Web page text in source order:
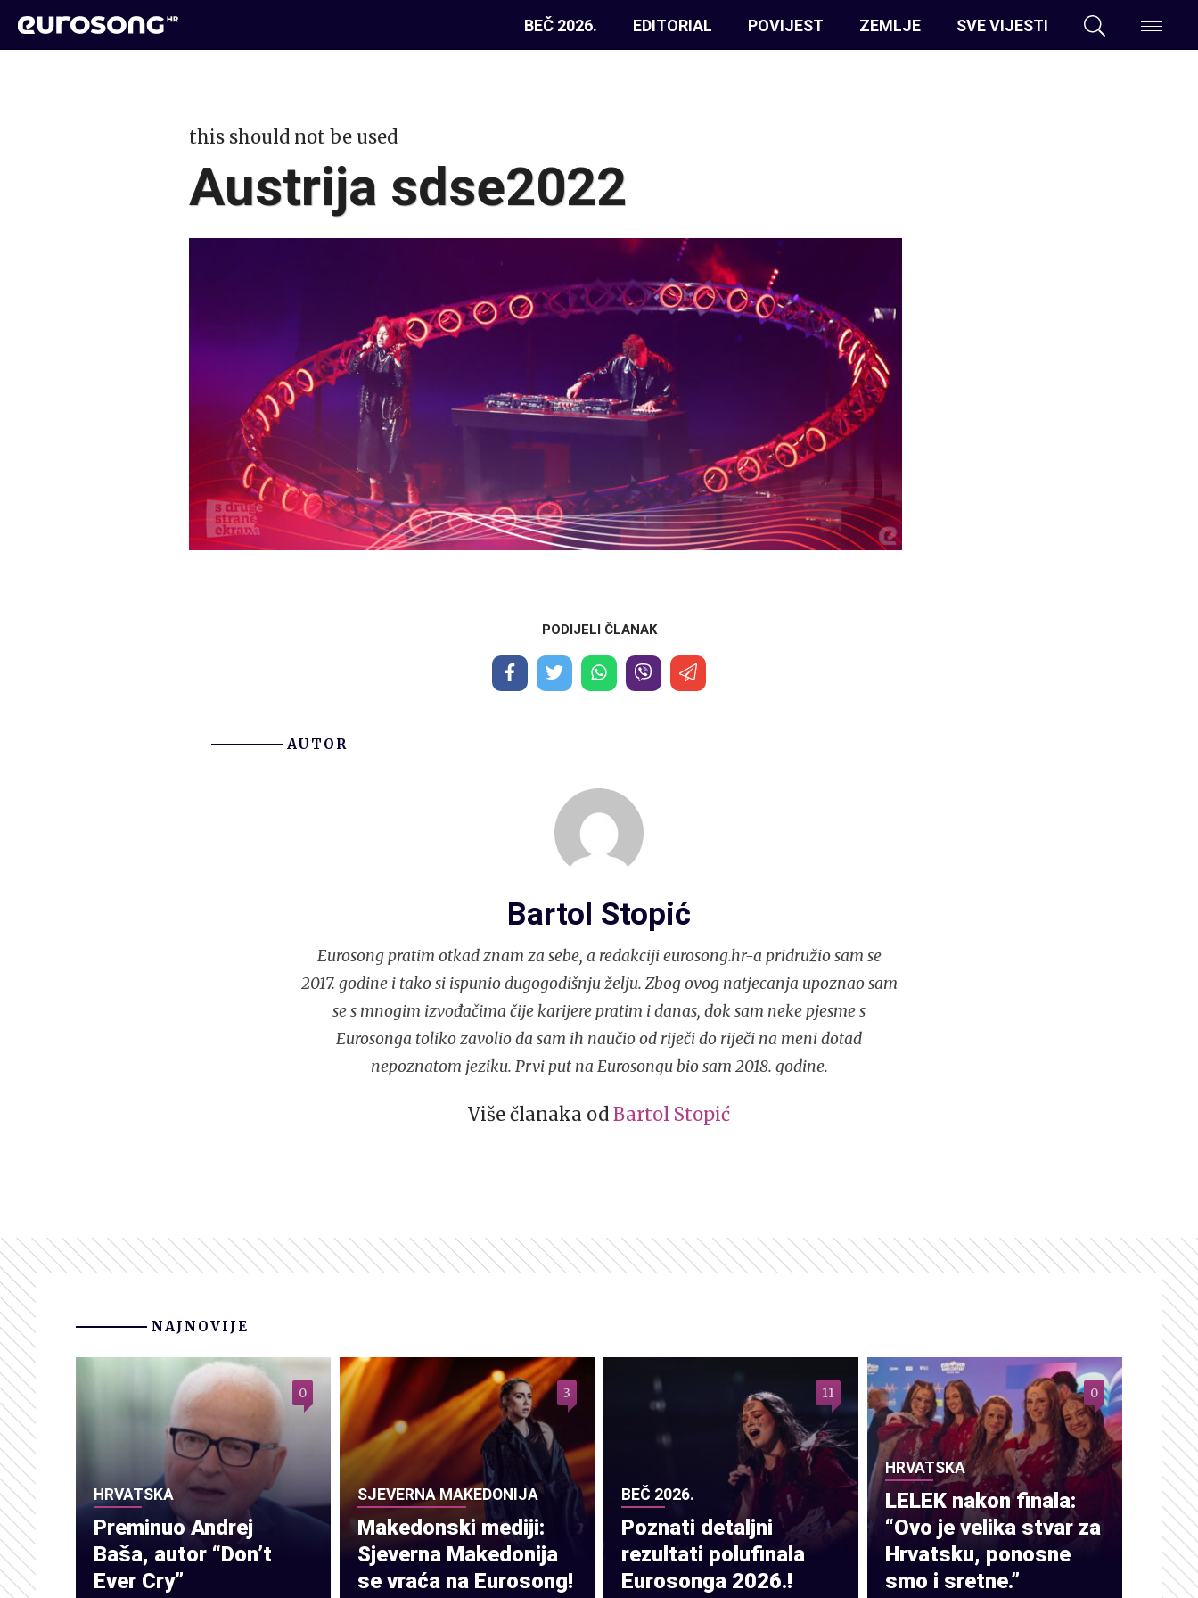
BEČ 2026. EDITORIAL POVIJEST ZEMLJE SVE VIJESTI
this should not be used
Austrija sdse2022
PODIJELI ČLANAK
AUTOR
Bartol Stopić
Eurosong pratim otkad znam za sebe, a redakciji eurosong.hr-a pridružio sam se
2017. godine i tako si ispunio dugogodišnju želju. Zbog ovog natjecanja upoznao sam
se s mnogim izvođačima čije karijere pratim i danas, dok sam neke pjesme s
Eurosonga toliko zavolio da sam ih naučio od riječi do riječi na meni dotad
nepoznatom jeziku. Prvi put na Eurosongu bio sam 2018. godine.
Više članaka od Bartol Stopić
NAJNOVIJE
HRVATSKA
Preminuo Andrej
Baša, autor “Don’t
Ever Cry”
0
SJEVERNA MAKEDONIJA
Makedonski mediji:
Sjeverna Makedonija
se vraća na Eurosong!
3
BEČ 2026.
Poznati detaljni
rezultati polufinala
Eurosonga 2026.!
11
HRVATSKA
LELEK nakon finala:
“Ovo je velika stvar za
Hrvatsku, ponosne
smo i sretne.”
0